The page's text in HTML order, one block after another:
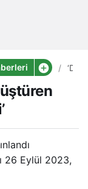
26 Eylül 2023,